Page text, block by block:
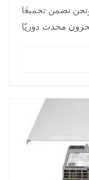
نضمن تجميعًا